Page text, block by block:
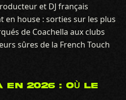
et DJ français
en house : sorties sur les plus
de Coachella aux clubs
sûres de la French Touch
EN 2026 : OÙ LE